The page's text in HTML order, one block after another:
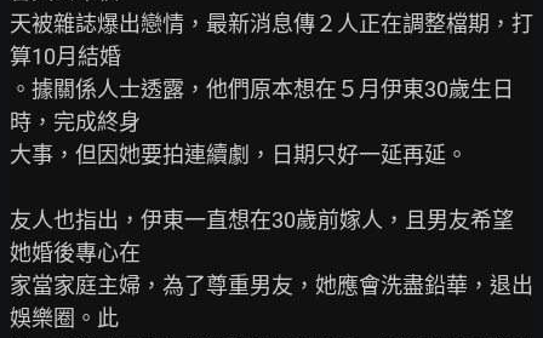
天被雜誌爆出戀情，最新消息傳２人正在調整檔期，打
算10月結婚
。據關係人士透露，他們原本想在５月伊東30歲生日
時，完成終身
大事，但因她要拍連續劇，日期只好一延再延。
友人也指出，伊東一直想在30歲前嫁人，且男友希望
她婚後專心在
家當家庭主婦，為了尊重男友，她應會洗盡鉛華，退出
娛樂圈。此